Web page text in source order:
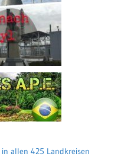
allen 425 Landkreisen